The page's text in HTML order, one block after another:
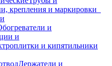
крепления и маркировки
и
и
и кипятильники
Держатели и